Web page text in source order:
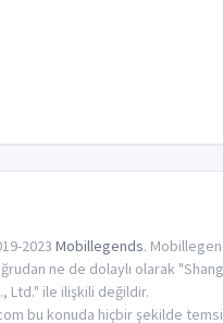
2023 Mobillegends.
ne de dolaylı olarak
Ltd." ile ilişkili değildir.
bu konuda hiçbir şekilde